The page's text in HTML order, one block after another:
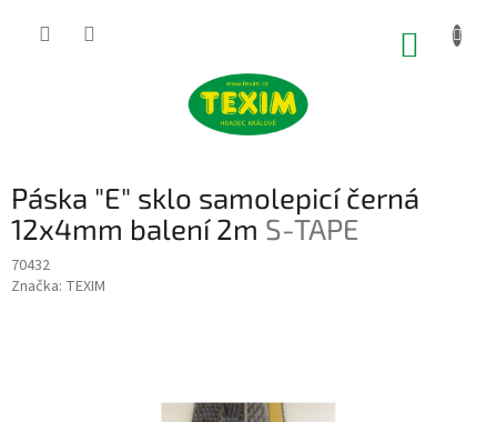
Páska "E" sklo samolepicí černá
12x4mm balení 2m S-TAPE
70432
Značka: TEXIM